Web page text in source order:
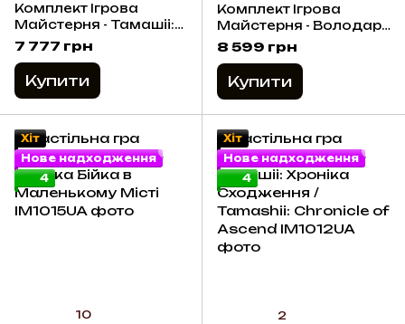
Комплект Ігрова
Майстерня - Тамашіі:
Хроніка Сходження /
Tamashii: Chronicle of
Ascend + доповнення
7 777 грн
Купити
Комплект Ігрова
Майстерня - Володарі
Раґнароку / Lords of
Ragnarok +
доповнення
8 599 грн
Купити
Хіт
Нове надходження
4
10
Хіт
Нове надходження
4
2